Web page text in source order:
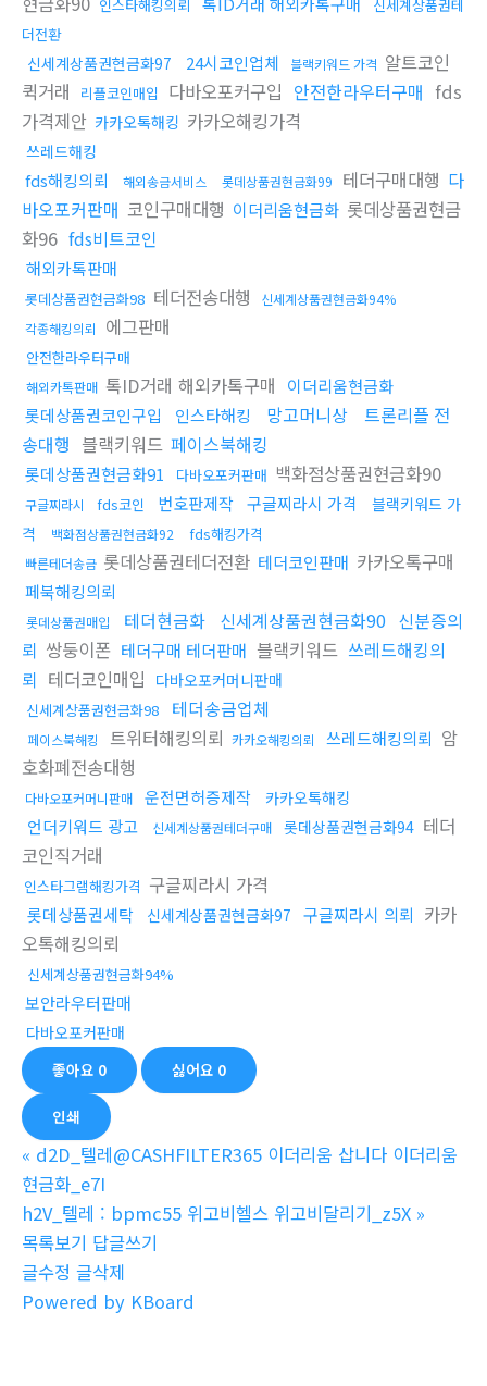
인스타해킹의뢰
신세계상품권테
더전환
신세계상품권현금화97 24시코인업체 블랙키워드 가격 알트코인
퀵거래
리플코인매입 다바오포커구입 안전한라우터구매 fds
가격제안 카카오톡해킹 카카오해킹가격
쓰레드해킹
fds해킹의뢰 해외송금서비스 롯데상품권현금화99 테더구매대행 다
바오포커판매 코인구매대행 이더리움현금화 롯데상품권현금
화96 fds비트코인
해외카톡판매
롯데상품권현금화98 테더전송대행
신세계상품권현금화94%
각종해킹의뢰
에그판매
안전한라우터구매
해외카톡판매 톡ID거래 해외카톡구매
이더리움현금화
롯데상품권코인구입
인스타해킹 망고머니상
트론리플 전
송대행 블랙키워드 페이스북해킹
롯데상품권현금화91 다바오포커판매 백화점상품권현금화90
구글찌라시 fds코인 번호판제작 구글찌라시 가격
블랙키워드 가
격
백화점상품권현금화92 fds해킹가격
빠른테더송금 롯데상품권테더전환 테더코인판매 카카오톡구매
페북해킹의뢰
롯데상품권매입 테더현금화 신세계상품권현금화90 신분증의
뢰 쌍둥이폰 테더구매 테더판매 블랙키워드 쓰레드해킹의
뢰 테더코인매입 다바오포커머니판매
신세계상품권현금화98 테더송금업체
페이스북해킹 트위터해킹의뢰 카카오해킹의뢰 쓰레드해킹의뢰 암
호화폐전송대행
다바오포커머니판매 운전면허증제작 카카오톡해킹
언더키워드 광고 신세계상품권테더구매 롯데상품권현금화94 테더
코인직거래
인스타그램해킹가격 구글찌라시 가격
롯데상품권세탁 신세계상품권현금화97 구글찌라시 의뢰 카카
오톡해킹의뢰
신세계상품권현금화94%
보안라우터판매
다바오포커판매
좋아요 0 싫어요 0
인쇄
« d2D_텔레@CASHFILTER365 이더리움 삽니다 이더리움
현금화_e7I
h2V_텔레 : bpmc55 위고비헬스 위고비달리기_z5X »
목록보기 답글쓰기
글수정 글삭제
Powered by KBoard